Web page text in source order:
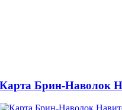
Карта Брин-Наволок